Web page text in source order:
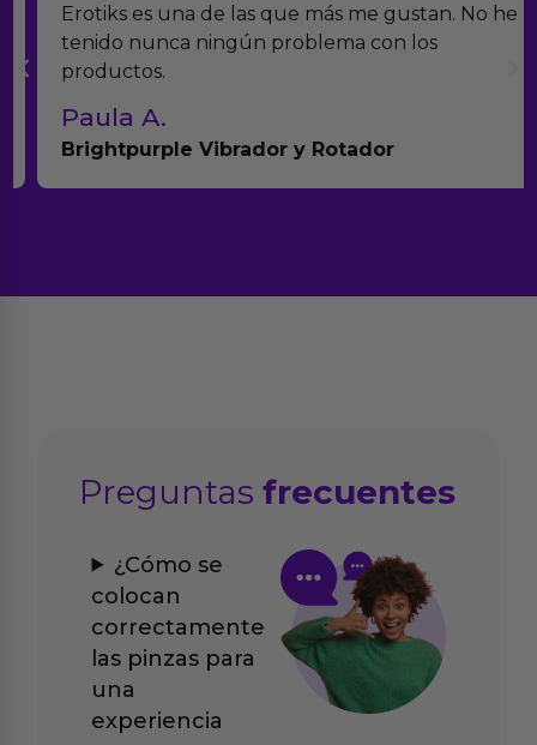
Erotiks es una de las que más me gustan. No he
tenido nunca ningún problema con los
productos.
Paula A.
Brightpurple Vibrador y Rotador
Preguntasfrecuentes
¿Cómo se
colocan
correctamente
las pinzas para
una
experiencia